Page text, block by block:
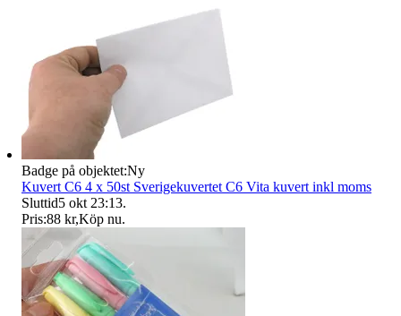
Badge på objektet:Ny
Kuvert C6 4 x 50st Sverigekuvertet C6 Vita kuvert inkl moms
Sluttid5 okt 23:13.
Pris:88 kr,Köp nu.